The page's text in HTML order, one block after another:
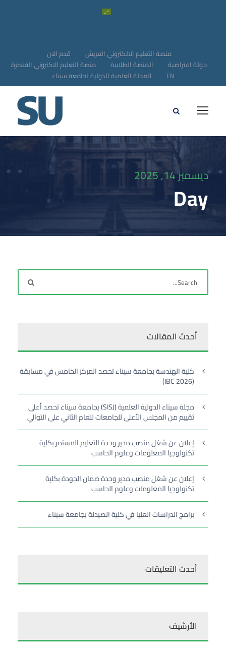
قدم الان
منصة التعليم الالكتروني العريش
منصة التعليم الاكتروني القنطرة
المنصة الطلابية
جولة افتراضية
المجلة العلمية الدولية لجامعة سيناء
EN
ديسمبر 14, 2025
Day
أحدث المقالات
كلية الهندسة بجامعة سيناء تحصد المركز الخامس في مسابقة
(IBC 2026)
مجلة سيناء الدولية العلمية (SISJ) بجامعة سيناء تحصد أعلى
تقييم من المجلس الأعلى للجامعات للعام الثاني على التوالي
إعلان عن شغل منصب مدير وحدة التعليم المستمر بكلية
تكنولوجيا المعلومات وعلوم الحاسب
إعلان عن شغل منصب مدير وحدة ضمان الجودة بكلية
تكنولوجيا المعلومات وعلوم الحاسب
برامج الدراسات العليا في كلية الصيدلة بجامعة سيناء
أحدث التعليقات
الأرشيف